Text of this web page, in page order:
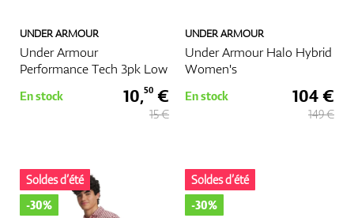
UNDER ARMOUR
Under Armour
Performance Tech 3pk Low
En stock 10,50 €
15 €
UNDER ARMOUR
Under Armour Halo Hybrid
Women's
En stock 104 €
149 €
Soldes d’été
-30%
Soldes d’été
-30%